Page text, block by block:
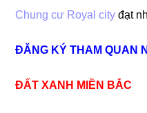
Chung cư Royal city đạt
ĐĂNG KÝ THAM QUAN
ĐẤT XANH MIỀN BẮC